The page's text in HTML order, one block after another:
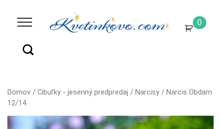
0
Domov / Cibuľky - jesenný predpredaj / Narcisy / Narcis Obdam
12/14